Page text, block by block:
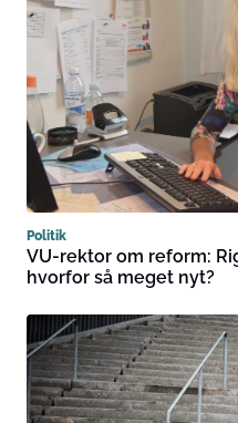
Politik
VU-rektor om reform:
hvorfor så meget nyt?